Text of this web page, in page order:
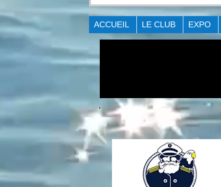
L'ÉVÉNEMENT Big Bass
Challenge - Cornwall 2021.
ACCUEIL LE CLUB EXPO